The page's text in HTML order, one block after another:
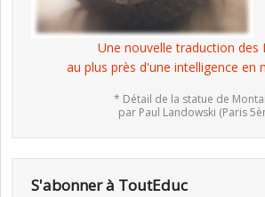
Une nouvelle traduction des
au plus près d'une intelligence en
* Détail de la statue de
par Paul Landowski (Paris
S'abonner à ToutEduc